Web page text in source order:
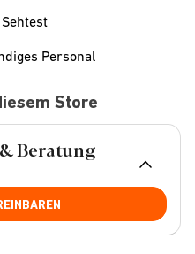
Personal
Store
Beratung